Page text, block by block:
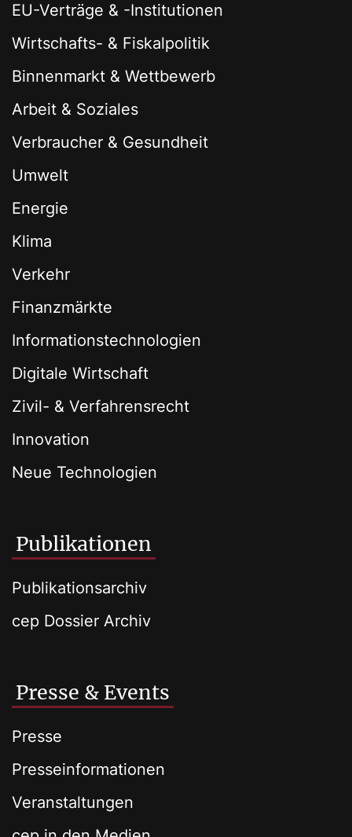
EU-Verträge & -Institutionen
Wirtschafts- & Fiskalpolitik
Binnenmarkt & Wettbewerb
Arbeit & Soziales
Verbraucher & Gesundheit
Umwelt
Energie
Klima
Verkehr
Finanzmärkte
Informationstechnologien
Digitale Wirtschaft
Zivil- & Verfahrensrecht
Innovation
Neue Technologien
Publikationen
Publikationsarchiv
cep Dossier Archiv
Presse & Events
Presse
Presseinformationen
Veranstaltungen